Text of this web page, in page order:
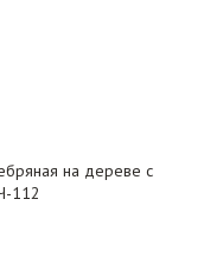
на дереве с
112